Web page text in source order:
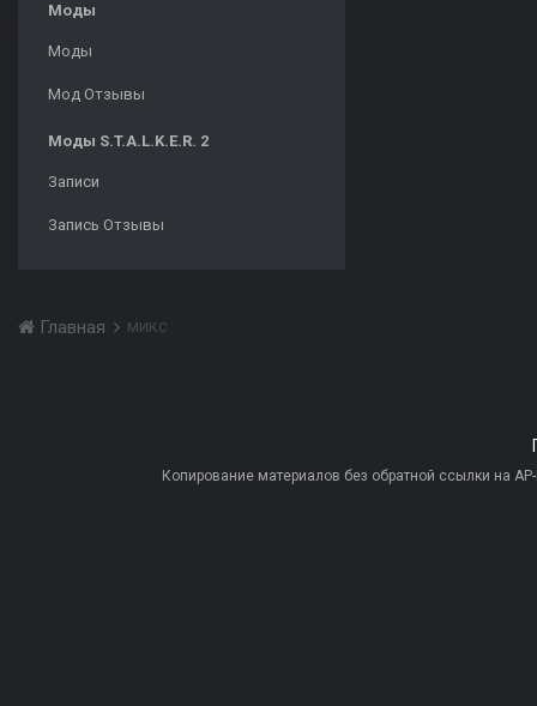
Моды
Моды
Мод Отзывы
Моды S.T.A.L.K.E.R. 2
Записи
Запись Отзывы
Главная микс
Копирование материалов без обратной ссылки на